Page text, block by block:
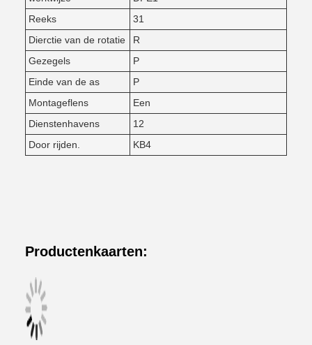
Reeks
31
Dierctie van de rotatie
R
Gezegels
P
Einde van de as
P
Montageflens
Een
Dienstenhavens
12
Door rijden.
KB4
Productenkaarten: